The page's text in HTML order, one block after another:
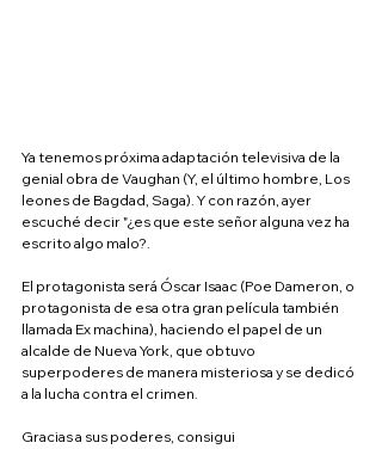
Ya tenemos próxima adaptación televisiva de la
genial obra de Vaughan (Y, el último hombre, Los
leones de Bagdad, Saga). Y con razón, ayer
escuché decir "¿es que este señor alguna vez ha
escrito algo malo?.
El protagonista será Óscar Isaac (Poe Dameron, o
protagonista de esa otra gran película también
llamada Ex machina), haciendo el papel de un
alcalde de Nueva York, que obtuvo
superpoderes de manera misteriosa y se dedicó
a la lucha contra el crimen.
Gracias a sus poderes, consigui